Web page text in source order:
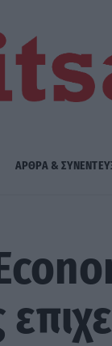
ΑΡΘΡΑ &